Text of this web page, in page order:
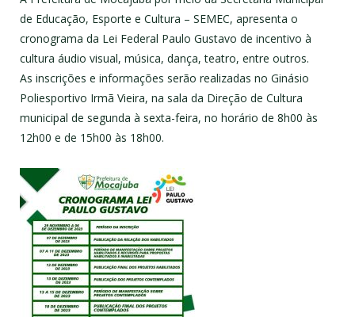
de Educação, Esporte e Cultura – SEMEC, apresenta o
cronograma da Lei Federal Paulo Gustavo de incentivo à
cultura áudio visual, música, dança, teatro, entre outros.
As inscrições e informações serão realizadas no Ginásio
Poliesportivo Irmã Vieira, na sala da Direção de Cultura
municipal de segunda à sexta-feira, no horário de 8h00 às
12h00 e de 15h00 às 18h00.